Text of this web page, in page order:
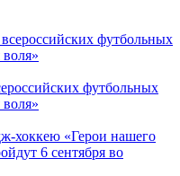
футбольных